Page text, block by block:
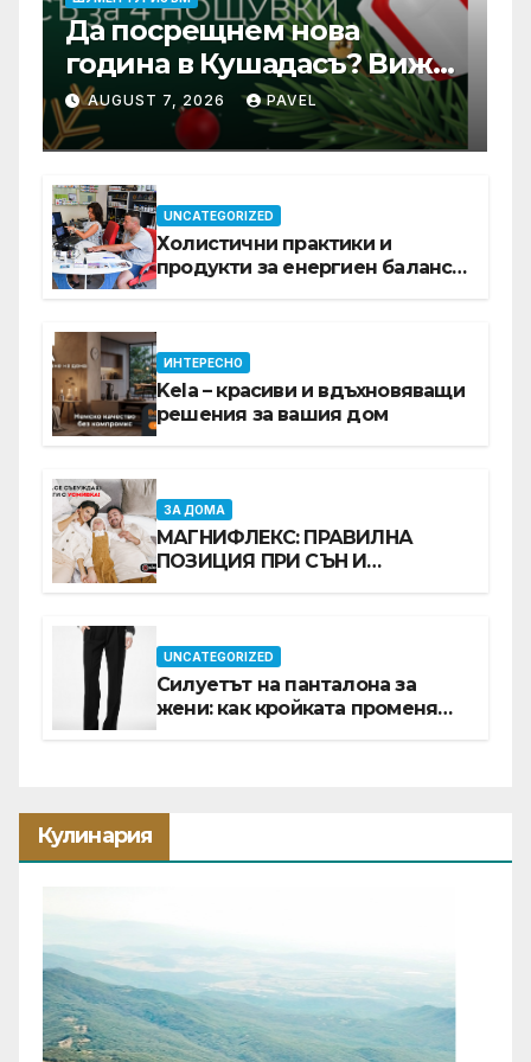
Да посрещнем нова
година в Кушадасъ? Вижте
защо си заслужава …
AUGUST 7, 2026 PAVEL
UNCATEGORIZED
Холистични практики и
продукти за енергиен баланс в
ИНТЕРЕСНО
Kela – красиви и вдъхновяващи
решения за вашия дом
ЗА ДОМА
МАГНИФЛЕКС: ПРАВИЛНА
ПОЗИЦИЯ ПРИ СЪН И
UNCATEGORIZED
Силуетът на панталона за
жени: как кройката променя
Кулинария